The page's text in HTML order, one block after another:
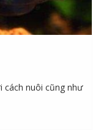
cách nuôi cũng như